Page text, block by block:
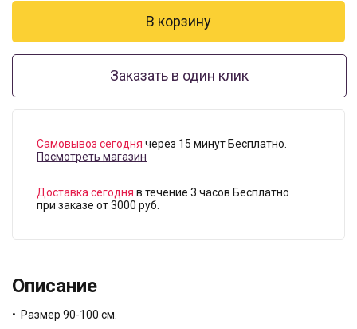
Заказать в один клик
Самовывоз сегодня через 15 минут Бесплатно.
Посмотреть магазин
Доставка сегодня в течение 3 часов Бесплатно
при заказе от 3000 руб.
Описание
• Размер 90-100 см.